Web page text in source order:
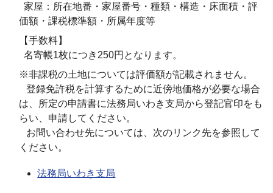
家屋：所在地番・家屋番号・種類・構造・床面積・評
価額・課税標準額・所属年度等
【手数料】
名寄帳1枚につき250円となります。
※非課税の土地については評価額が記載されません。
登録免許税を計算するために近傍地価格が必要な場合
は、所定の申請書に法務局いわき支局から登記官印をも
らい、申請してください。
お問い合わせ先については、次のリンク先を参照して
ください。
法務局いわき支局